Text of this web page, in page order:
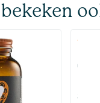
Citraat)